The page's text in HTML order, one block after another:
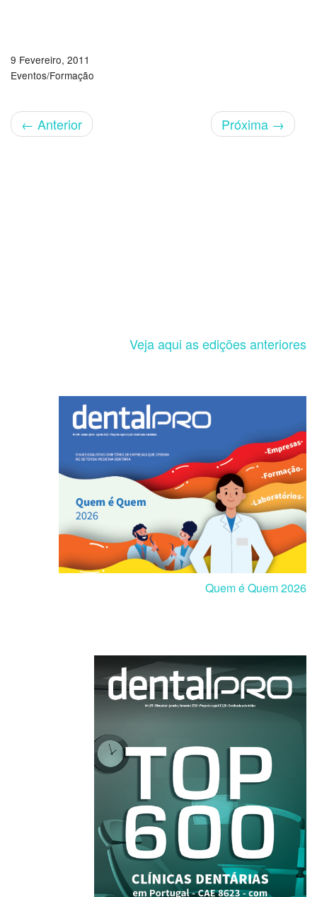
9 Fevereiro, 2011
Eventos/Formação
← Anterior Próxima →
Veja aqui as edições anteriores
Quem é Quem 2026